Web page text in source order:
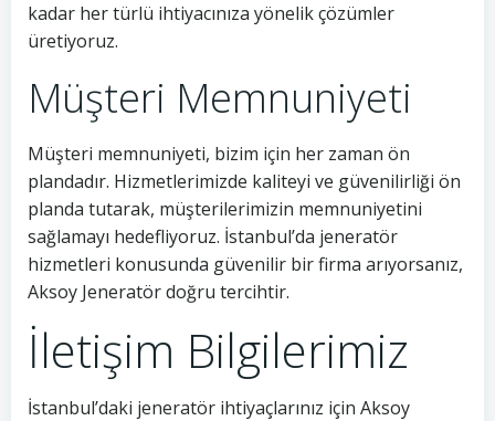
kadar her türlü ihtiyacınıza yönelik çözümler
üretiyoruz.
Müşteri Memnuniyeti
Müşteri memnuniyeti, bizim için her zaman ön
plandadır. Hizmetlerimizde kaliteyi ve güvenilirliği ön
planda tutarak, müşterilerimizin memnuniyetini
sağlamayı hedefliyoruz. İstanbul’da jeneratör
hizmetleri konusunda güvenilir bir firma arıyorsanız,
Aksoy Jeneratör doğru tercihtir.
İletişim Bilgilerimiz
İstanbul’daki jeneratör ihtiyaçlarınız için Aksoy